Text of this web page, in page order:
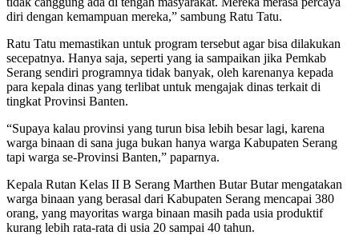
diri dengan kemampuan mereka,” sambung Ratu Tatu.
Ratu Tatu memastikan untuk program tersebut agar bisa dilakukan
secepatnya. Hanya saja, seperti yang ia sampaikan jika Pemkab
Serang sendiri programnya tidak banyak, oleh karenanya kepada
para kepala dinas yang terlibat untuk mengajak dinas terkait di
tingkat Provinsi Banten.
“Supaya kalau provinsi yang turun bisa lebih besar lagi, karena
warga binaan di sana juga bukan hanya warga Kabupaten Serang
tapi warga se-Provinsi Banten,” paparnya.
Kepala Rutan Kelas II B Serang Marthen Butar Butar mengatakan
warga binaan yang berasal dari Kabupaten Serang mencapai 380
orang, yang mayoritas warga binaan masih pada usia produktif
kurang lebih rata-rata di usia 20 sampai 40 tahun.